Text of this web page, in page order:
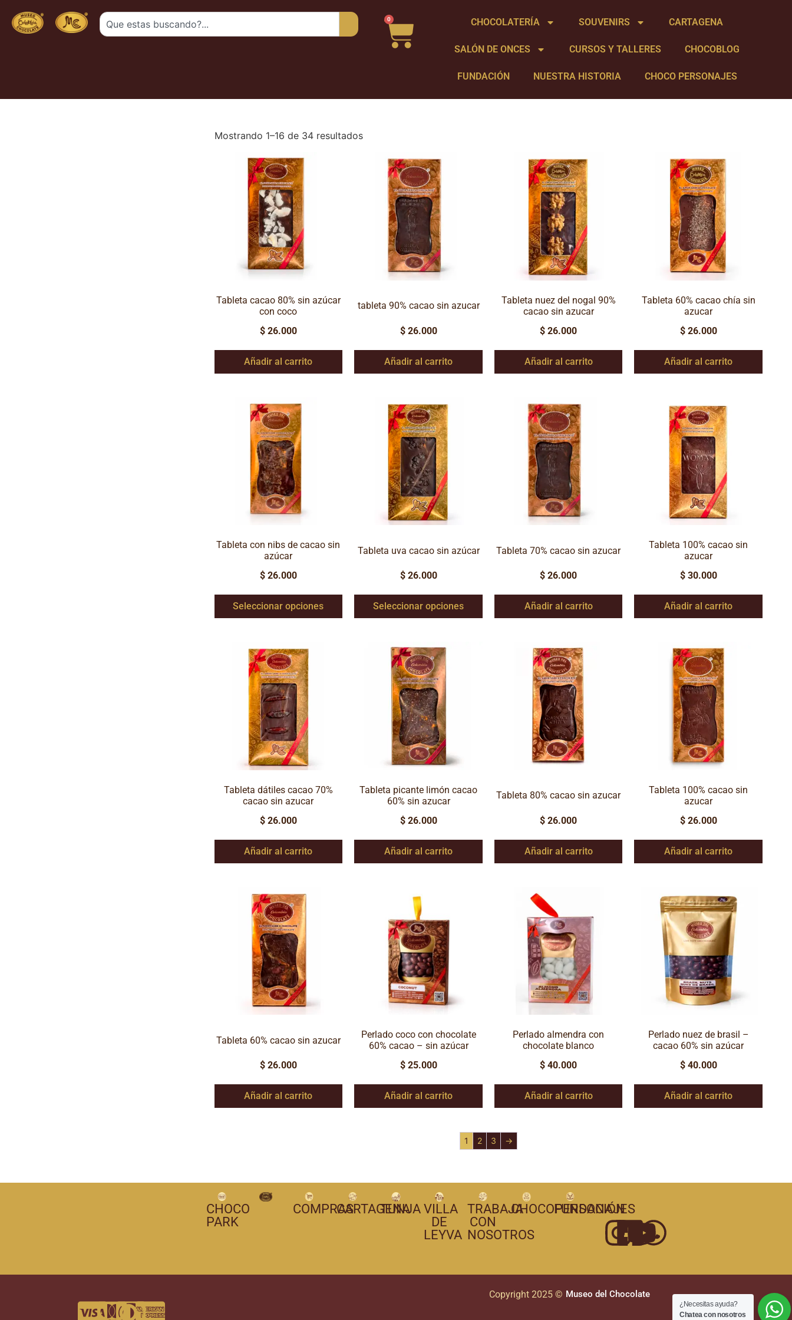
0 CHOCOLATERÍA SOUVENIRS CARTAGENA
SALÓN DE ONCES CURSOS Y TALLERES CHOCOBLOG
FUNDACIÓN NUESTRA HISTORIA CHOCO PERSONAJES
Mostrando 1–16 de 34 resultados
Tableta cacao 80% sin azúcar
con coco
$26.000
Añadir al carrito
tableta 90% cacao sin azucar
$26.000
Añadir al carrito
Tableta nuez del nogal 90%
cacao sin azucar
$ 26.000
Añadir al carrito
Tableta 60% cacao chía sin
azucar
$26.000
Añadir al carrito
Tableta con nibs de cacao sin
azúcar
$26.000
Seleccionar opciones
Tableta uva cacao sin azúcar
$26.000
Seleccionar opciones
Tableta 70% cacao sin azucar
$ 26.000
Añadir al carrito
Tableta 100% cacao sin
azucar
$30.000
Añadir al carrito
Tableta dátiles cacao 70%
cacao sin azucar
$26.000
Añadir al carrito
Tableta picante limón cacao
60% sin azucar
$26.000
Añadir al carrito
Tableta 80% cacao sin azucar
$ 26.000
Añadir al carrito
Tableta 100% cacao sin
azucar
$26.000
Añadir al carrito
Tableta 60% cacao sin azucar
$26.000
Añadir al carrito
Perlado coco con chocolate
60% cacao – sin azúcar
$25.000
Añadir al carrito
Perlado almendra con
chocolate blanco
$ 40.000
Añadir al carrito
Perlado nuez de brasil –
cacao 60% sin azúcar
$40.000
Añadir al carrito
1 2 3 →
CHOCO
PARK
COMPRASCARTAGENA
TUNJA VILLA
DE
LEYVA
TRABAJA
CON
NOSOTROS
CHOCOPERSONAJES
FUNDACIÓN
Copyright 2025 © Museo del Chocolate
¿Necesitas ayuda?
Chatea con nosotros